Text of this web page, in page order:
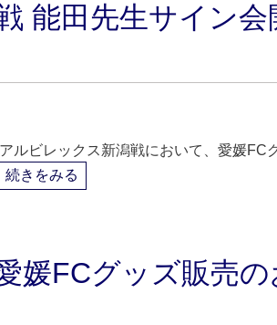
能田先生サイン会
ルビレックス新潟戦において、愛媛FC
続きをみる
媛FCグッズ販売の